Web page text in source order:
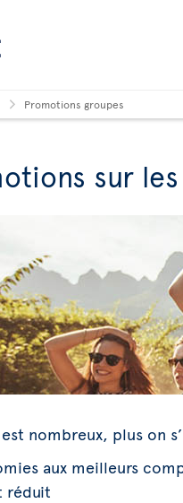
Promotions groupes
sur
nombreux, plus on
aux meilleurs
réduit